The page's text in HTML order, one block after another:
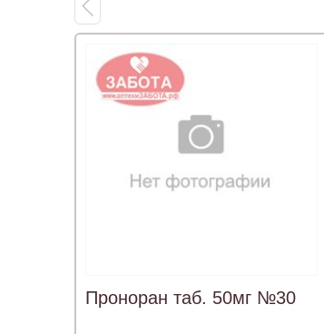
Проноран таб. 50мг №30